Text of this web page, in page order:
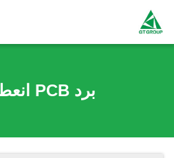
برد PCB انعطاف پذیر